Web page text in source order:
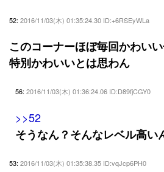
52: 2016/11/03(木) 01:35:24.30 ID:+6RSEyWLa
このコーナーほぼ毎回かわい
特別かわいいとは思わん
56: 2016/11/03(木) 01:36:24.06 ID:D89fjCGY0
>>52
そうなん？そんなレベル高い
53: 2016/11/03(木) 01:35:38.35 ID:vqJcp6PH0